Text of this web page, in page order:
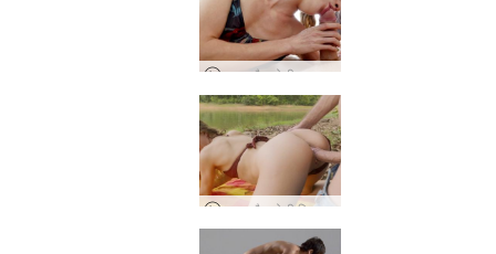
इवान और ओली भावुक प्रेमी
इवान और ओली वियतनाम झील प्यार